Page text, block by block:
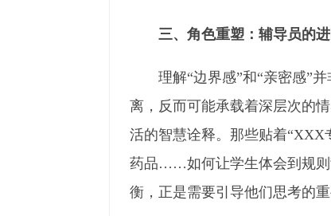
三、角色重塑：辅导员的
理解“边界感”和“亲密感”
离，反而可能承载着深层次的
活的智慧诠释。那些贴着“XXX
药品……如何让学生体会到规则
衡，正是需要引导他们思考的重